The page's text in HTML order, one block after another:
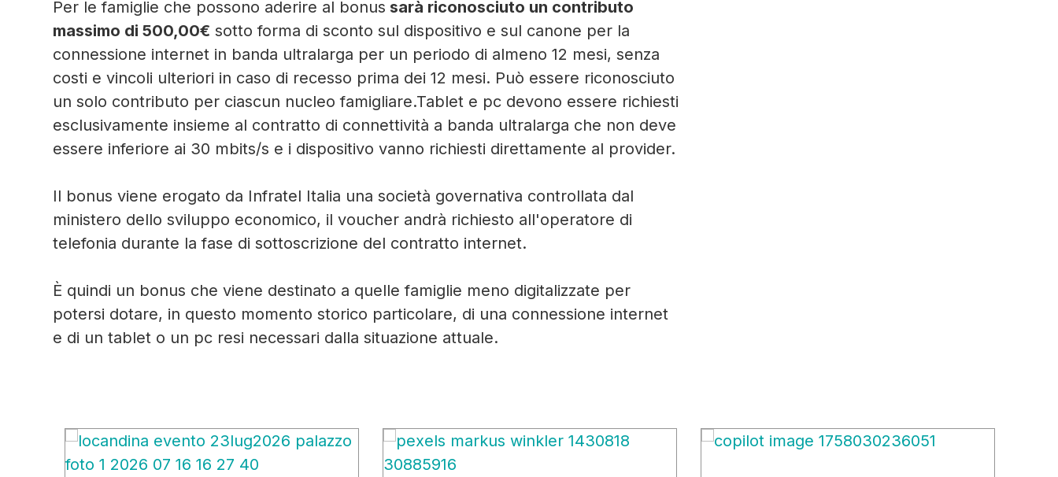
Per le famiglie che possono aderire al bonus sarà riconosciuto un contributo
massimo di 500,00€ sotto forma di sconto sul dispositivo e sul canone per la
connessione internet in banda ultralarga per un periodo di almeno 12 mesi, senza
costi e vincoli ulteriori in caso di recesso prima dei 12 mesi. Può essere riconosciuto
un solo contributo per ciascun nucleo famigliare.Tablet e pc devono essere richiesti
esclusivamente insieme al contratto di connettività a banda ultralarga che non deve
essere inferiore ai 30 mbits/s e i dispositivo vanno richiesti direttamente al provider.
Il bonus viene erogato da Infratel Italia una società governativa controllata dal
ministero dello sviluppo economico, il voucher andrà richiesto all'operatore di
telefonia durante la fase di sottoscrizione del contratto internet.
È quindi un bonus che viene destinato a quelle famiglie meno digitalizzate per
potersi dotare, in questo momento storico particolare, di una connessione internet
e di un tablet o un pc resi necessari dalla situazione attuale.